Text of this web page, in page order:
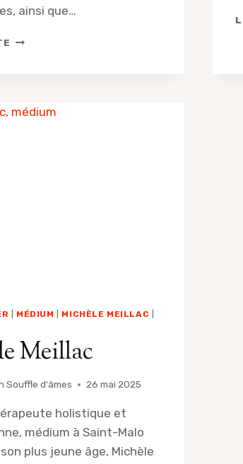
ainsi que…
COMPTE-
AVEC
MÉDIUM MICHÈLE MEILLAC
Meillac
Souffle d'âmes 26 mai 2025
holistique et
médium à Saint-Malo
plus jeune âge, Michèle